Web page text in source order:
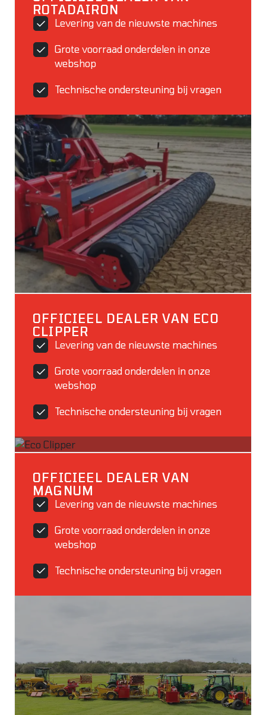
ROTADAIRON
Levering van de nieuwste machines
Grote voorraad onderdelen in onze
webshop
Technische ondersteuning bij vragen
OFFICIEEL DEALER VAN ECO
CLIPPER
Levering van de nieuwste machines
Grote voorraad onderdelen in onze
webshop
Technische ondersteuning bij vragen
OFFICIEEL DEALER VAN
MAGNUM
Levering van de nieuwste machines
Grote voorraad onderdelen in onze
webshop
Technische ondersteuning bij vragen